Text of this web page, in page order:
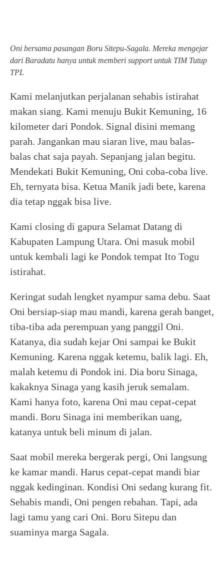
Oni bersama pasangan Boru Sitepu-Sagala. Mereka mengejar
dari Baradatu hanya untuk memberi support untuk TIM Tutup
TPL
Kami melanjutkan perjalanan sehabis istirahat
makan siang. Kami menuju Bukit Kemuning, 16
kilometer dari Pondok. Signal disini memang
parah. Jangankan mau siaran live, mau balas-
balas chat saja payah. Sepanjang jalan begitu.
Mendekati Bukit Kemuning, Oni coba-coba live.
Eh, ternyata bisa. Ketua Manik jadi bete, karena
dia tetap nggak bisa live.
Kami closing di gapura Selamat Datang di
Kabupaten Lampung Utara. Oni masuk mobil
untuk kembali lagi ke Pondok tempat Ito Togu
istirahat.
Keringat sudah lengket nyampur sama debu. Saat
Oni bersiap-siap mau mandi, karena gerah banget,
tiba-tiba ada perempuan yang panggil Oni.
Katanya, dia sudah kejar Oni sampai ke Bukit
Kemuning. Karena nggak ketemu, balik lagi. Eh,
malah ketemu di Pondok ini. Dia boru Sinaga,
kakaknya Sinaga yang kasih jeruk semalam.
Kami hanya foto, karena Oni mau cepat-cepat
mandi. Boru Sinaga ini memberikan uang,
katanya untuk beli minum di jalan.
Saat mobil mereka bergerak pergi, Oni langsung
ke kamar mandi. Harus cepat-cepat mandi biar
nggak kedinginan. Kondisi Oni sedang kurang fit.
Sehabis mandi, Oni pengen rebahan. Tapi, ada
lagi tamu yang cari Oni. Boru Sitepu dan
suaminya marga Sagala.